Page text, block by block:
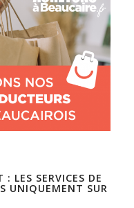
LES SERVICES DE
UNIQUEMENT SUR